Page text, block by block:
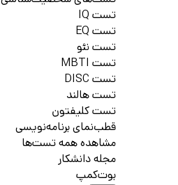
تست IQ
تست EQ
تست نئو
تست MBTI
تست DISC
تست هالند
تست کلیفتون
قطب‌نمای برنامه‌نویسی
مشاهده همه تست‌ها
مجله دانشکار
بوت‌کمپ